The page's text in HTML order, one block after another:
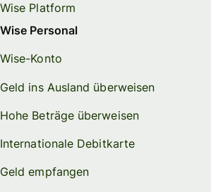
Wise Platform
Wise Personal
Wise-Konto
Geld ins Ausland überweisen
Hohe Beträge überweisen
Internationale Debitkarte
Geld empfangen